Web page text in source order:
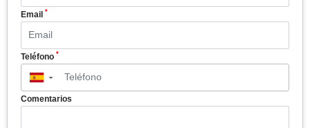
Email *
Teléfono *
▼
Comentarios